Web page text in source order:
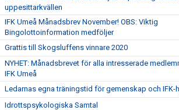
uppesittarkvällen
IFK Umeå Månadsbrev November! OBS: Viktig
Bingolottoinformation medföljer
Grattis till Skogsluffens vinnare 2020
NYHET: Månadsbrevet för alla intresserade
IFK Umeå
Ledarnas egna träningstid för gemenskap och IFK-
Idrottspsykologiska Samtal